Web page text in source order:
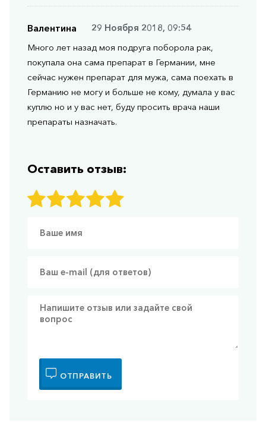
Валентина
29 Ноября 2018, 09:54
Много лет назад моя подруга поборола рак,
покупала она сама препарат в Германии, мне
сейчас нужен препарат для мужа, сама поехать в
Германию не могу и больше не кому, думала у вас
куплю но и у вас нет, буду просить врача наши
препараты назначать.
Оставить отзыв:
ОТПРАВИТЬ